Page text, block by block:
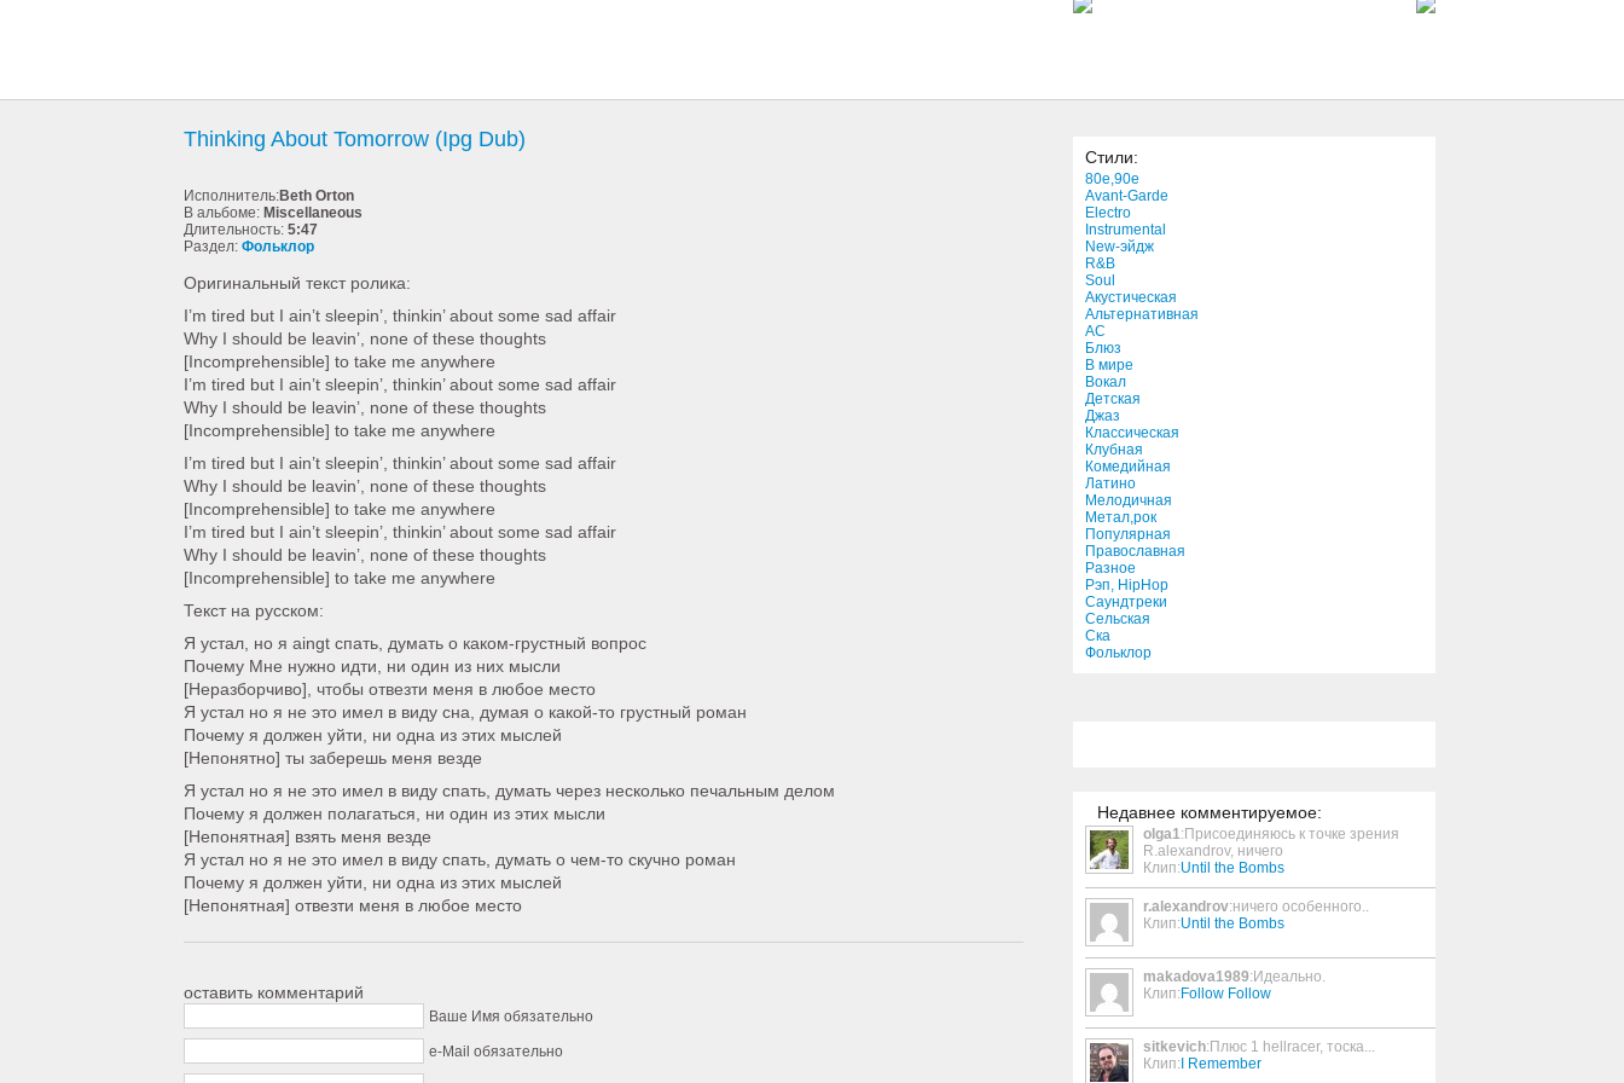
Can't Take My Eyes Off You
(Balada)
When It's Over
3:26
3:24
That's My Word
5:59
Thinking About Tomorrow (Ipg Dub)
Исполнитель:Beth Orton
В альбоме: Miscellaneous
Длительность: 5:47
Раздел: Фольклор
Оригинальный текст ролика:
I’m tired but I ain’t sleepin’, thinkin’ about some sad affair
Why I should be leavin’, none of these thoughts
[Incomprehensible] to take me anywhere
I’m tired but I ain’t sleepin’, thinkin’ about some sad affair
Why I should be leavin’, none of these thoughts
[Incomprehensible] to take me anywhere
I’m tired but I ain’t sleepin’, thinkin’ about some sad affair
Why I should be leavin’, none of these thoughts
[Incomprehensible] to take me anywhere
I’m tired but I ain’t sleepin’, thinkin’ about some sad affair
Why I should be leavin’, none of these thoughts
[Incomprehensible] to take me anywhere
Текст на русском:
Я устал, но я aingt спать, думать о каком-грустный вопрос
Почему Мне нужно идти, ни один из них мысли
[Неразборчиво], чтобы отвезти меня в любое место
Я устал но я не это имел в виду сна, думая о какой-то грустный роман
Почему я должен уйти, ни одна из этих мыслей
[Непонятно] ты заберешь меня везде
Я устал но я не это имел в виду спать, думать через несколько печальным делом
Почему я должен полагаться, ни один из этих мысли
[Непонятная] взять меня везде
Я устал но я не это имел в виду спать, думать о чем-то скучно роман
Почему я должен уйти, ни одна из этих мыслей
[Непонятная] отвезти меня в любое место
оставить комментарий
Ваше Имя обязательно
e-Mail обязательно
Стили:
80e,90e
Avant-Garde
Electro
Instrumental
New-эйдж
R&B
Soul
Акустическая
Альтернативная
АС
Блюз
В мире
Вокал
Детская
Джаз
Классическая
Клубная
Комедийная
Латино
Мелодичная
Метал,рок
Популярная
Православная
Разное
Рэп, HipHop
Саундтреки
Сельская
Ска
Фольклор
Недавнее комментируемое:
olga1:Присоединяюсь к точке зрения
R.alexandrov, ничего
Клип:Until the Bombs
r.alexandrov:ничего особенного..
Клип:Until the Bombs
makadova1989:Идеально.
Клип: Follow Follow
sitkevich:Плюс 1 hellracer, тоска...
Клип: I Remember